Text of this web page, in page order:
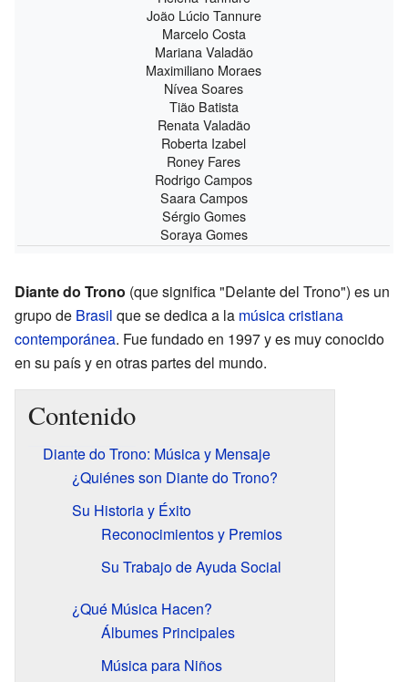
João Lúcio Tannure
Marcelo Costa
Mariana Valadão
Maximiliano Moraes
Nívea Soares
Tião Batista
Renata Valadão
Roberta Izabel
Roney Fares
Rodrigo Campos
Saara Campos
Sérgio Gomes
Soraya Gomes
Diante do Trono (que significa "Delante del Trono") es un
grupo de Brasil que se dedica a la música cristiana
contemporánea. Fue fundado en 1997 y es muy conocido
en su país y en otras partes del mundo.
Contenido
Diante do Trono: Música y Mensaje
¿Quiénes son Diante do Trono?
Su Historia y Éxito
Reconocimientos y Premios
Su Trabajo de Ayuda Social
¿Qué Música Hacen?
Álbumes Principales
Música para Niños